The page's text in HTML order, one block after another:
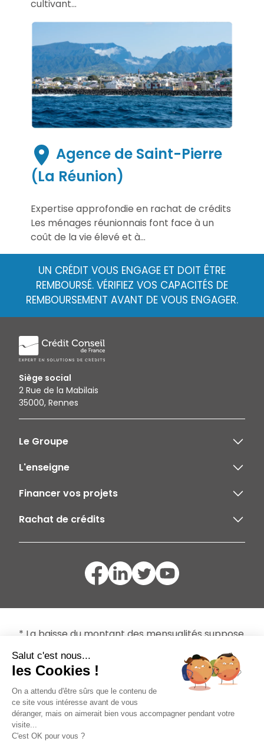
cultivant...
Agence de Saint-Pierre
(La Réunion)
Expertise approfondie en rachat de crédits
Les ménages réunionnais font face à un
coût de la vie élevé et à...
UN CRÉDIT VOUS ENGAGE ET DOIT ÊTRE
REMBOURSÉ. VÉRIFIEZ VOS CAPACITÉS DE
REMBOURSEMENT AVANT DE VOUS ENGAGER.
Siège social
2 Rue de la Mabilais
35000, Rennes
Le Groupe
L'enseigne
Financer vos projets
Rachat de crédits
* La baisse du montant des mensualités suppose
et une majoration du coût total d'un ou de
plusieurs crédits objets du regroupement.
Mentions légales
Politique de confidentialité
Salut c'est nous...
les Cookies !
On a attendu d'être sûrs que le contenu de
ce site vous intéresse avant de vous
déranger, mais on aimerait bien vous accompagner pendant votre
visite...
C'est OK pour vous ?